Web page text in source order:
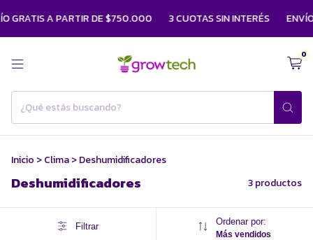
GRATIS A PARTIR DE $750.000 3 CUOTAS SIN INTERÉS
0
Inicio >Clima>Deshumidificadores
Deshumidificadores 3 productos
Filtrar Ordenar por:
Más vendidos